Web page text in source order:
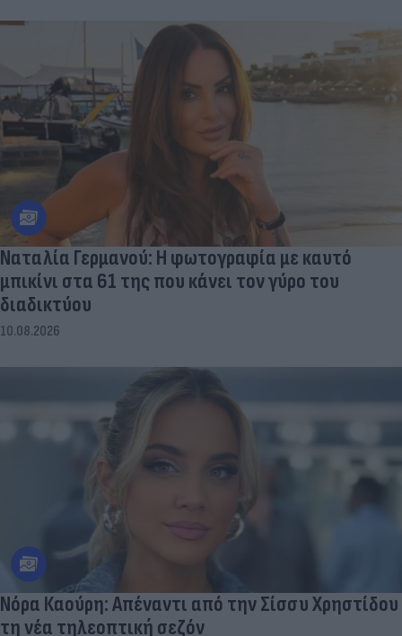
Ναταλία Γερμανού: Η φωτογραφία με καυτό
μπικίνι στα 61 της που κάνει τον γύρο του
διαδικτύου
10.08.2026
Νόρα Καούρη: Απέναντι από την Σίσσυ Χρηστίδου
τη νέα τηλεοπτική σεζόν